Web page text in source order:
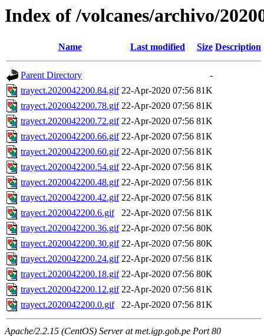
Index of /volcanes/archivo/
Name Last modified Size Description
Parent Directory
-
trayect.2020042200.84.gif 22-Apr-2020 07:56 81K
trayect.2020042200.78.gif 22-Apr-2020 07:56 81K
trayect.2020042200.72.gif 22-Apr-2020 07:56 81K
trayect.2020042200.66.gif 22-Apr-2020 07:56 81K
trayect.2020042200.60.gif 22-Apr-2020 07:56 81K
trayect.2020042200.54.gif 22-Apr-2020 07:56 81K
trayect.2020042200.48.gif 22-Apr-2020 07:56 81K
trayect.2020042200.42.gif 22-Apr-2020 07:56 81K
trayect.2020042200.6.gif
22-Apr-2020 07:56 81K
trayect.2020042200.36.gif 22-Apr-2020 07:56 80K
trayect.2020042200.30.gif 22-Apr-2020 07:56 80K
trayect.2020042200.24.gif 22-Apr-2020 07:56 81K
trayect.2020042200.18.gif 22-Apr-2020 07:56 80K
trayect.2020042200.12.gif 22-Apr-2020 07:56 81K
trayect.2020042200.0.gif
22-Apr-2020 07:56 81K
Apache/2.2.15 (CentOS) Server at met.igp.gob.pe Port 80